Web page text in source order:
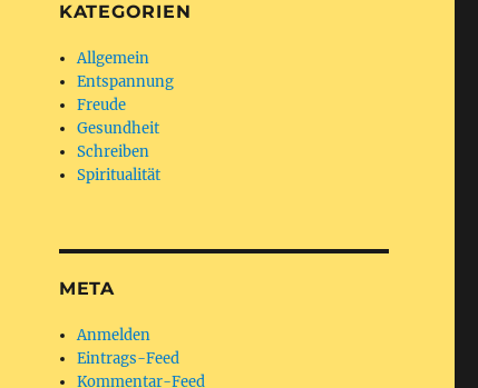
KATEGORIEN
Allgemein
Entspannung
Freude
Gesundheit
Schreiben
Spiritualität
META
Anmelden
Eintrags-Feed
Kommentar-Feed